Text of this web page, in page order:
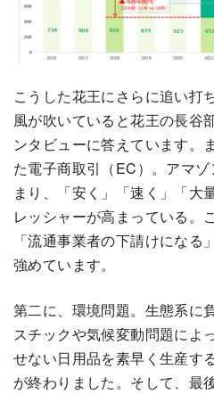
こうした花王にさらに追い打
風が吹いていると花王の長谷
ンタビューに答えています。
た電子商取引（EC）。アマ
まり、「安く」「速く」「大
レッシャーが高まっている。
「流通事業者の下請けにな
強めています。
第二に、環境問題。生態系に
スチックや気候変動問題によ
せない日用品を素早く生産す
が終わりました。そして、最